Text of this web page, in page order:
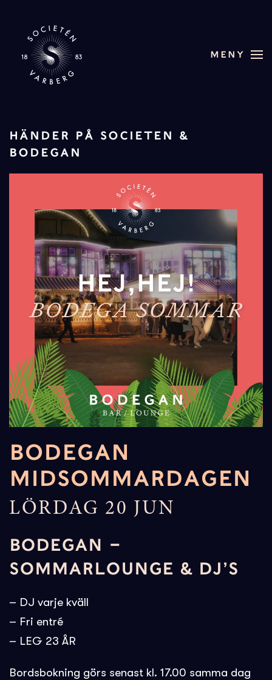
Skip to main content
MENY
HÄNDER PÅ SOCIETEN &
BODEGAN
BODEGAN
MIDSOMMARDAGEN
LÖRDAG 20 JUN
BODEGAN –
SOMMARLOUNGE & DJ’S
– DJ varje kväll
– Fri entré
– LEG 23 ÅR
Bordsbokning görs senast kl. 17.00 samma dag